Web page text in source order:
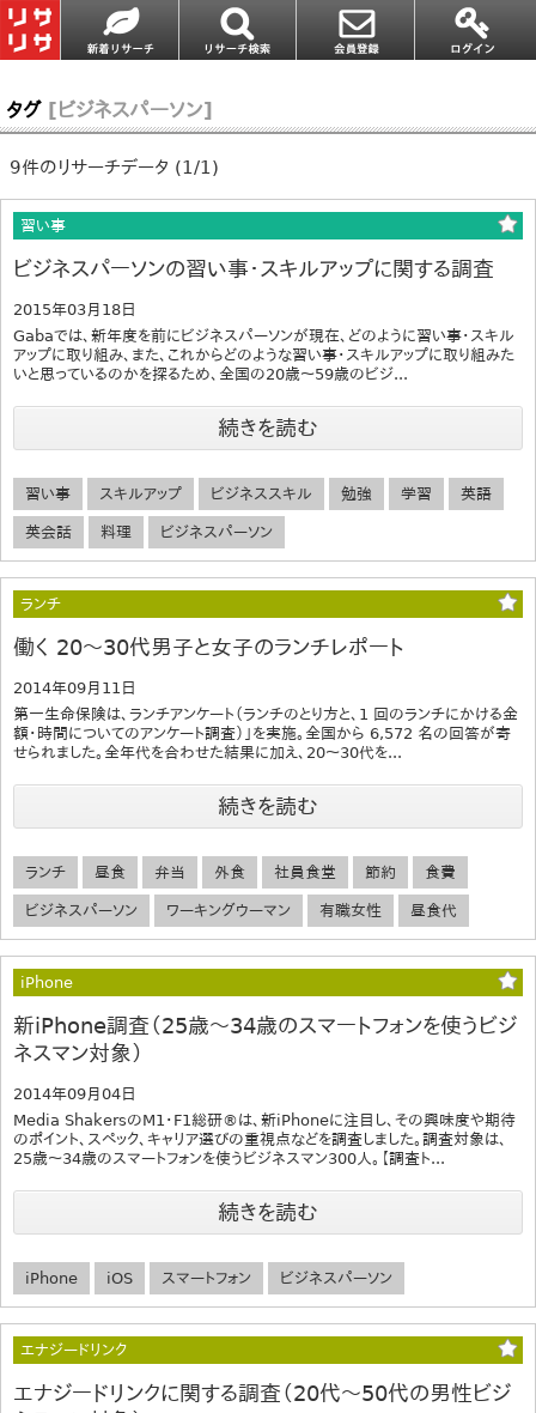
タグ [ビジネスパーソン]
9件のリサーチデータ (1/1)
習い事
ビジネスパーソンの習い事・スキルアップに関する調査
2015年03月18日
Gabaでは、新年度を前にビジネスパーソンが現在、どのように習い事・スキル
アップに取り組み、また、これからどのような習い事・スキルアップに取り組みた
いと思っているのかを探るため、全国の20歳～59歳のビジ...
続きを読む
習い事 スキルアップ ビジネススキル 勉強 学習 英語
英会話 料理 ビジネスパーソン
ランチ
働く 20～30代男子と女子のランチレポート
2014年09月11日
第一生命保険は、ランチアンケート（ランチのとり方と、1 回のランチにかける金
額・時間についてのアンケート調査）」を実施。全国から 6,572 名の回答が寄
せられました。全年代を合わせた結果に加え、20～30代を...
続きを読む
ランチ 昼食 弁当 外食 社員食堂 節約 食費
ビジネスパーソン ワーキングウーマン 有職女性 昼食代
iPhone
新iPhone調査（25歳～34歳のスマートフォンを使うビジ
ネスマン対象）
2014年09月04日
Media ShakersのM1・F1総研®は、新iPhoneに注目し、その興味度や期待
のポイント、スペック、キャリア選びの重視点などを調査しました。調査対象は、
25歳～34歳のスマートフォンを使うビジネスマン300人。【調査ト...
続きを読む
iPhone iOS スマートフォン ビジネスパーソン
エナジードリンク
エナジードリンクに関する調査（20代～50代の男性ビジ